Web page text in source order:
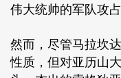
伟大统帅的军队攻占
然而，尽管马拉坎
性质，但对亚历山